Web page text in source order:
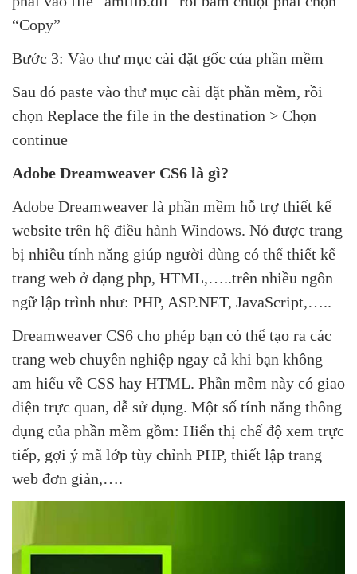
“Copy”
Bước 3: Vào thư mục cài đặt gốc của phần mềm
Sau đó paste vào thư mục cài đặt phần mềm, rồi
chọn Replace the file in the destination > Chọn
continue
Adobe Dreamweaver CS6 là gì?
Adobe Dreamweaver là phần mềm hỗ trợ thiết kế
website trên hệ điều hành Windows. Nó được trang
bị nhiều tính năng giúp người dùng có thể thiết kế
trang web ở dạng php, HTML,…..trên nhiều ngôn
ngữ lập trình như: PHP, ASP.NET, JavaScript,…..
Dreamweaver CS6 cho phép bạn có thể tạo ra các
trang web chuyên nghiệp ngay cả khi bạn không
am hiểu về CSS hay HTML. Phần mềm này có giao
diện trực quan, dễ sử dụng. Một số tính năng thông
dụng của phần mềm gồm: Hiển thị chế độ xem trực
tiếp, gợi ý mã lớp tùy chỉnh PHP, thiết lập trang
web đơn giản,….